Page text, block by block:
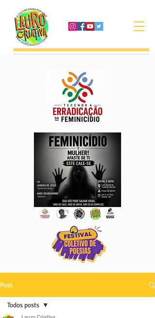
Post
Todos posts